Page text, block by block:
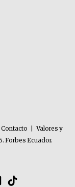
Contacto
Valores y
Forbes Ecuador.